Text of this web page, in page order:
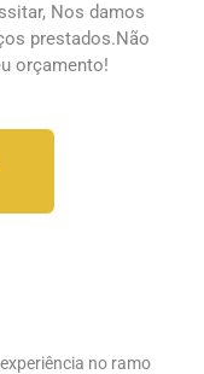
Nos damos
prestados.Não
orçamento!
no ramo